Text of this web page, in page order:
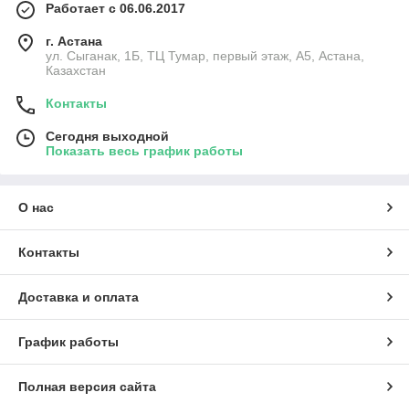
Работает с 06.06.2017
г. Астана
ул. Сыганак, 1Б, ТЦ Тумар, первый этаж, А5, Астана,
Казахстан
Контакты
Сегодня выходной
Показать весь график работы
О нас
Контакты
Доставка и оплата
График работы
Полная версия сайта